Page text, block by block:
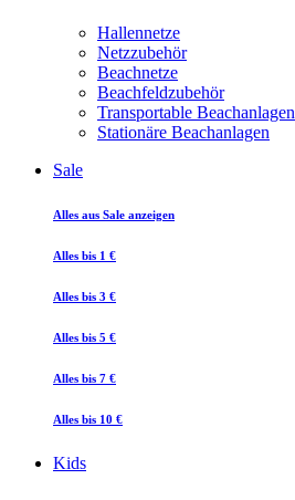
Hallennetze
Netzzubehör
Beachnetze
Beachfeldzubehör
Transportable Beachanlagen
Stationäre Beachanlagen
Sale
Alles aus Sale anzeigen
Alles bis 1 €
Alles bis 3 €
Alles bis 5 €
Alles bis 7 €
Alles bis 10 €
Kids